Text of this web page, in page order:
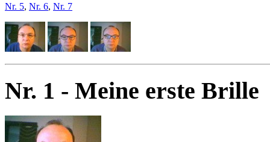
Nr. 5, Nr. 6, Nr. 7
Nr. 1 - Meine erste Brille